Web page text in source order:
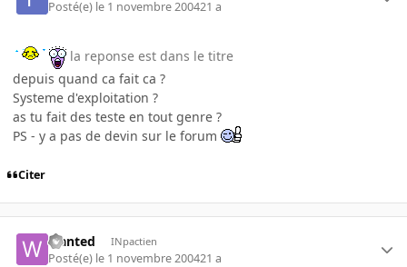
Posté(e) le 1 novembre 200421 a
la reponse est dans le titre
depuis quand ca fait ca ?
Systeme d'exploitation ?
as tu fait des teste en tout genre ?
PS - y a pas de devin sur le forum
Citer
wanted INpactien
Posté(e) le 1 novembre 200421 a